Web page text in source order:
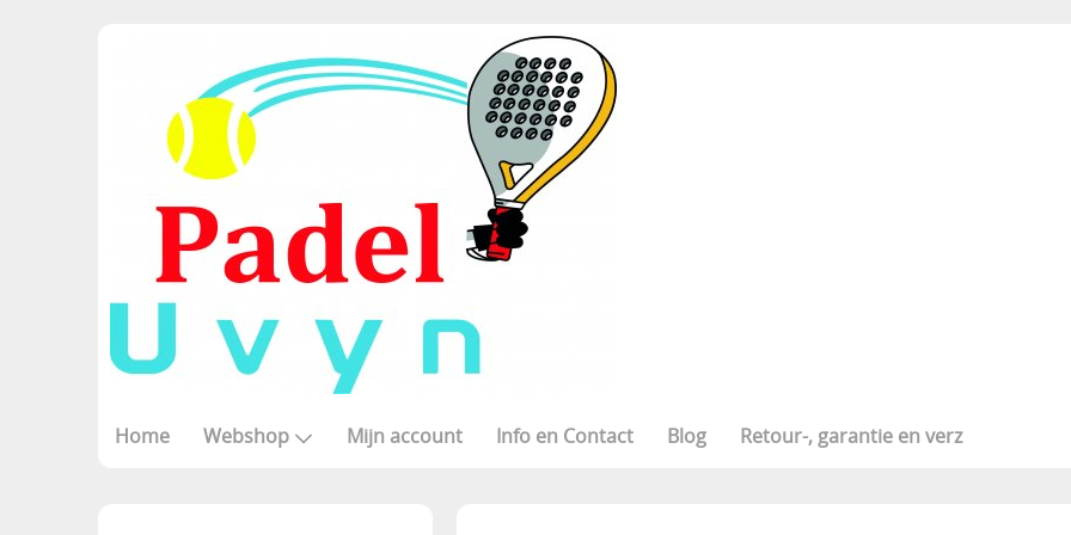
Home Webshop Mijn account Info en Contact Blog Retour-, garantie en verz